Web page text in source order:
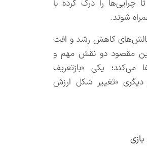
چرایی‌ها را درک کرده با
شوند.
چالش‌های کاهش رشد و افت
مقصود دو نقش مهم و
می‌کند؛ یکی «بازتعریف
دیگری «تغییر شکل ارزش